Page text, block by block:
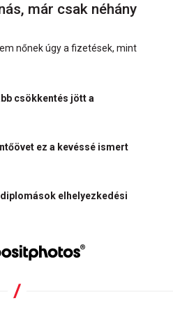
már csak néhány
nőnek úgy a fizetések, mint
csökkentés jött a
ez a kevéssé ismert
elhelyezkedési